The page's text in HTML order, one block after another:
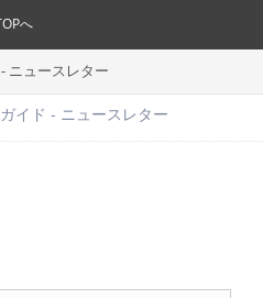
へ
ニュースレター
イド - ニュースレター